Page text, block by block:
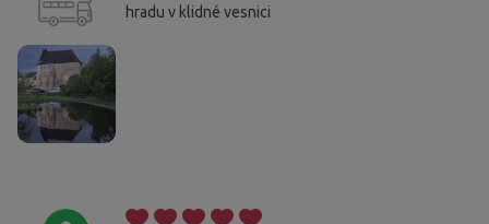
hradu v klidné vesnici